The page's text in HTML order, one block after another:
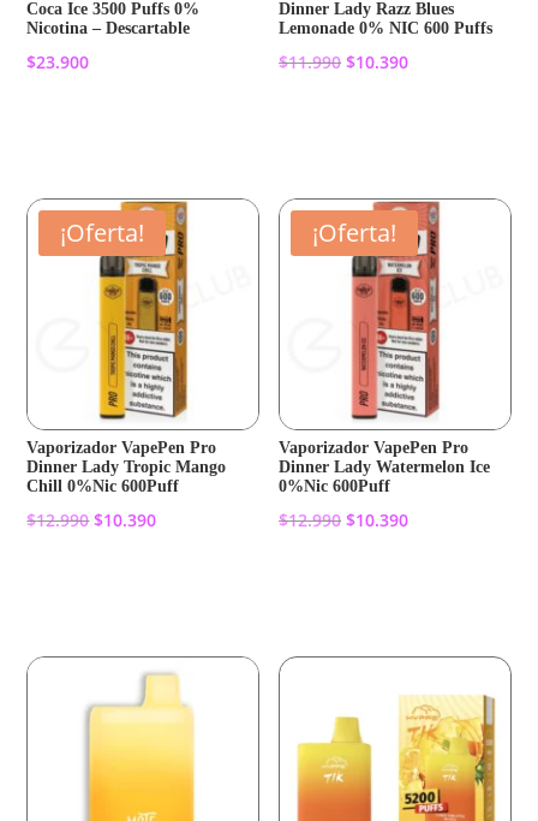
Coca Ice 3500 Puffs 0%
Nicotina – Descartable
$23.900
Dinner Lady Razz Blues
Lemonade 0% NIC 600 Puffs
$11.990 El
$10.390El
¡Oferta!
Vaporizador VapePen Pro
Dinner Lady Tropic Mango
Chill 0%Nic 600Puff
$12.990El
$10.390El
¡Oferta!
Vaporizador VapePen Pro
Dinner Lady Watermelon Ice
0%Nic 600Puff
$12.990 El
$10.390El